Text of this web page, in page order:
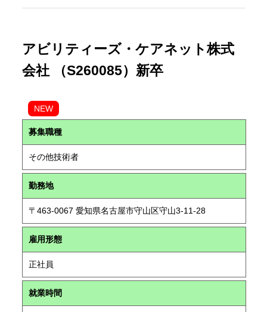
アビリティーズ・ケアネット株式
会社 （S260085）新卒
NEW
募集職種
その他技術者
勤務地
〒463-0067 愛知県名古屋市守山区守山3-11-28
雇用形態
正社員
就業時間